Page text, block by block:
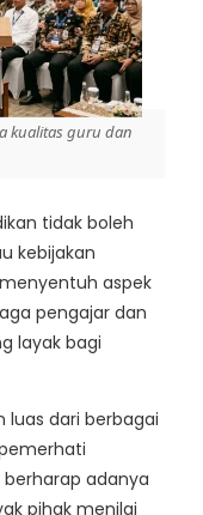
kualitas guru dan
tidak boleh
kebijakan
aspek
pengajar dan
layak bagi
dari berbagai
adanya
pihak menilai